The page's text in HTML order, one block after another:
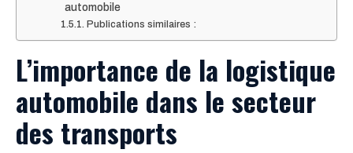
automobile
Publications similaires :
L’importance de la logistique
automobile dans le secteur
des transports